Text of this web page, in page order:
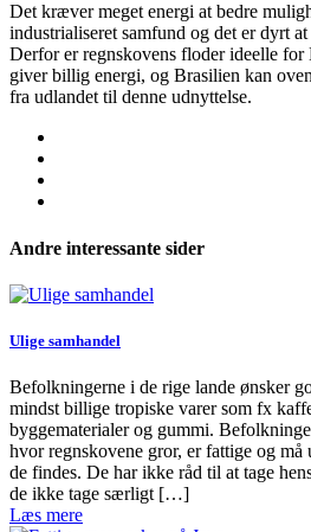
Det kræver meget energi at bedre
industrialiseret samfund og det er dyrt
Derfor er regnskovens floder ideelle for
giver billig energi, og Brasilien kan
fra udlandet til denne udnyttelse.
Andre interessante sider
Ulige samhandel
Befolkningerne i de rige lande ønsker
mindst billige tropiske varer som fx
byggematerialer og gummi.
hvor regnskovene gror, er fattige og må
de findes. De har ikke råd til at tage
de ikke tage særligt […]
Læs mere